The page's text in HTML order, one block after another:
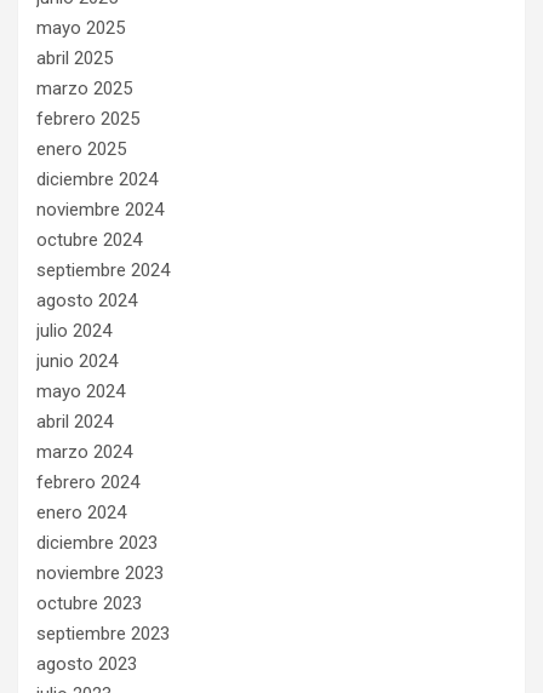
mayo 2025
abril 2025
marzo 2025
febrero 2025
enero 2025
diciembre 2024
noviembre 2024
octubre 2024
septiembre 2024
agosto 2024
julio 2024
junio 2024
mayo 2024
abril 2024
marzo 2024
febrero 2024
enero 2024
diciembre 2023
noviembre 2023
octubre 2023
septiembre 2023
agosto 2023